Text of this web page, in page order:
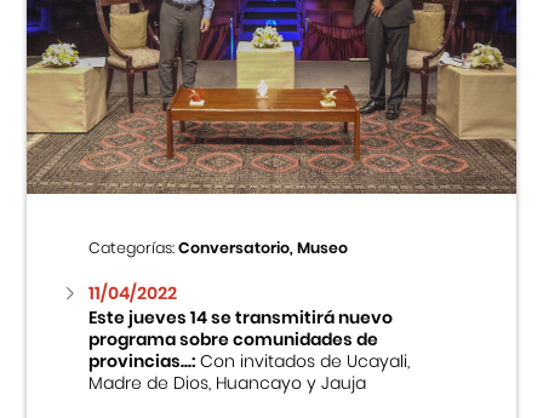
Categorías:Conversatorio, Museo
11/04/2022
Este jueves 14 se transmitirá nuevo
programa sobre comunidades de
provincias...:Con invitados de Ucayali,
Madre de Dios, Huancayo y Jauja